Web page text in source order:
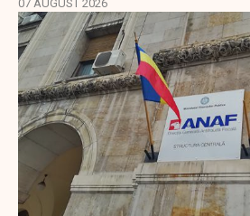
07 AUGUST 2026